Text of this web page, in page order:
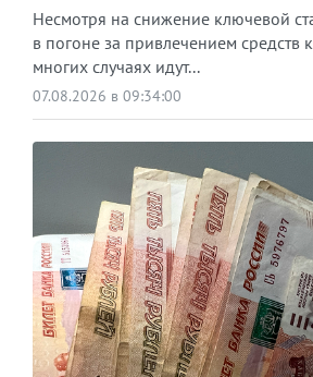
Несмотря на снижение ключевой
в погоне за привлечением средств
многих случаях идут...
07.08.2026 в 09:34:00